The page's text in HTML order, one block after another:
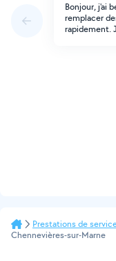
Bonjour, j'ai
remplacer
rapidement.
Prestations de
Chennevières-sur-Marne